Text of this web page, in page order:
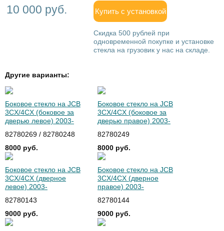
10 000 руб. Купить с установкой
Скидка 500 рублей при
одновременной покупке и установке
стекла на грузовик у нас на складе.
Другие варианты:
Боковое стекло на JCB
3CX/4CX (боковое за
дверью левое) 2003-
82780269 / 82780248
8000 руб.
Боковое стекло на JCB
3CX/4CX (боковое за
дверью правое) 2003-
82780249
8000 руб.
Боковое стекло на JCB
3CX/4CX (дверное
левое) 2003-
82780143
9000 руб.
Боковое стекло на JCB
3CX/4CX (дверное
правое) 2003-
82780144
9000 руб.